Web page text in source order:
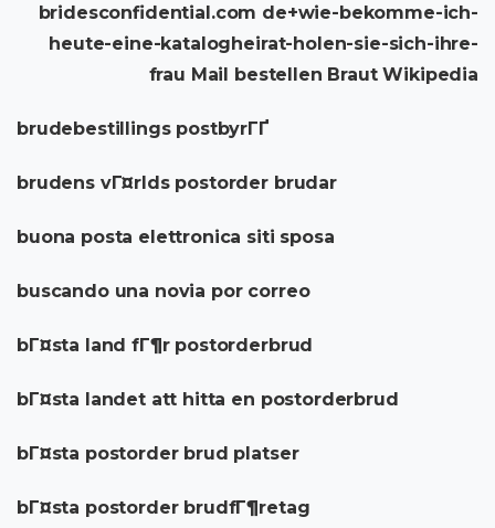
bridesconfidential.com de+wie-bekomme-ich-
heute-eine-katalogheirat-holen-sie-sich-ihre-
frau Mail bestellen Braut Wikipedia
brudebestillings postbyrГҐ
brudens vГ¤rlds postorder brudar
buona posta elettronica siti sposa
buscando una novia por correo
bГ¤sta land fГ¶r postorderbrud
bГ¤sta landet att hitta en postorderbrud
bГ¤sta postorder brud platser
bГ¤sta postorder brudfГ¶retag